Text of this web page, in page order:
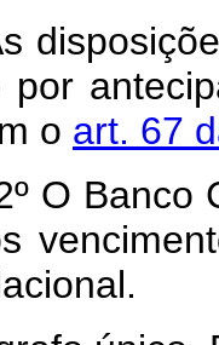
por
o art. 67
Banco